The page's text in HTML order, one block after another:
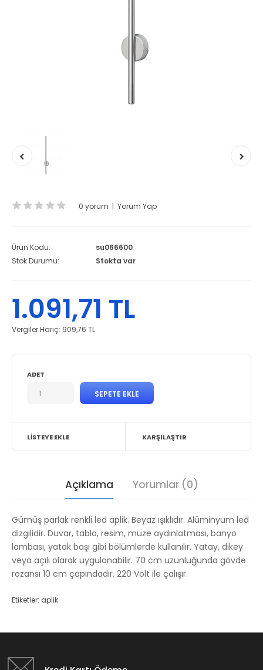
0 yorum | Yorum Yap
Ürün Kodu:
su066600
Stok Durumu:
Stokta var
1.091,71 TL
Vergiler Hariç: 909,76 TL
ADET
LISTEYE EKLE KARŞILAŞTIR
Açıklama Yorumlar (0)
Gümüş parlak renkli led aplik. Beyaz ışıklıdır. Alüminyum led
dizgilidir. Duvar, tablo, resim, müze aydınlatması, banyo
lambası, yatak başı gibi bölümlerde kullanılır. Yatay, dikey
veya açılı olarak uygulanabilir. 70 cm uzunluğunda gövde
rozansı 10 cm çapındadır. 220 Volt ile çalışır.
Etiketler: aplik